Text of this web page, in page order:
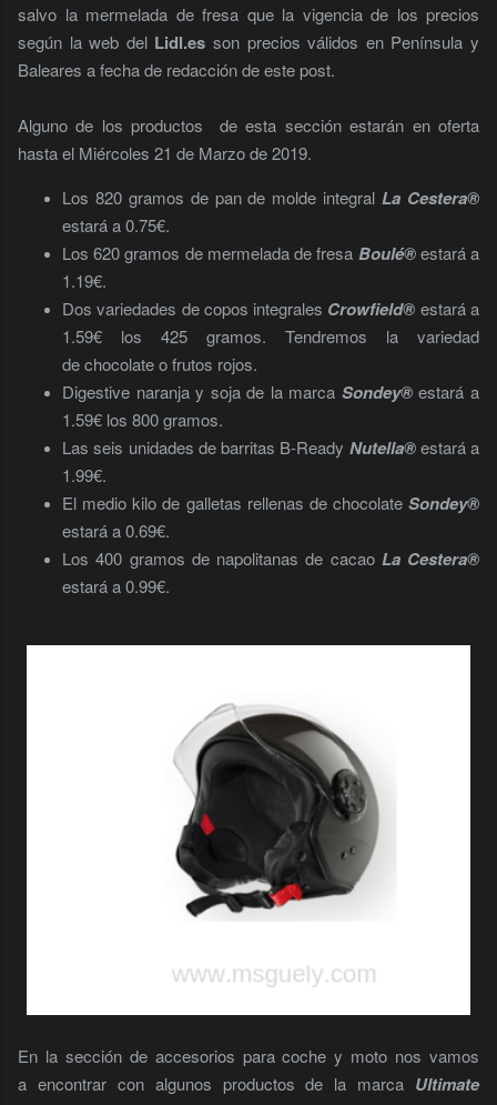
salvo la mermelada de fresa que la vigencia de los precios
según la web del Lidl.es son precios válidos en Península y
Baleares a fecha de redacción de este post.
Alguno de los productos de esta sección estarán en oferta
hasta el Miércoles 21 de Marzo de 2019.
Los 820 gramos de pan de molde integral La Cestera®
estará a 0.75€.
Los 620 gramos de mermelada de fresa Boulé®estará a
1.19€.
Dos variedades de copos integrales Crowfield® estará a
1.59€ los 425 gramos. Tendremos la variedad
de chocolate o frutos rojos.
Digestive naranja y soja de la marca Sondey®estará a
1.59€ los 800 gramos.
Las seis unidades de barritas B-Ready Nutella®estará a
1.99€.
El medio kilo de galletas rellenas de chocolate Sondey®
estará a 0.69€.
Los 400 gramos de napolitanas de cacao La Cestera®
estará a 0.99€.
En la sección de accesorios para coche y moto nos vamos
a encontrar con algunos productos de la marca Ultimate